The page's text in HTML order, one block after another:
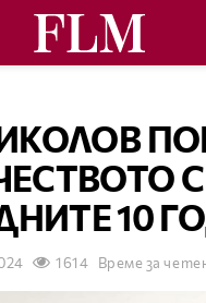
10
1614 Време за